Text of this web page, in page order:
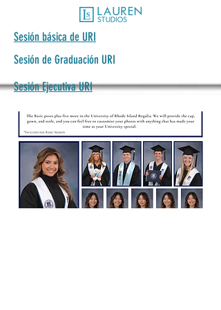
Sesión básica de URI
Sesión de Graduación URI
Sesión Ejecutiva URI